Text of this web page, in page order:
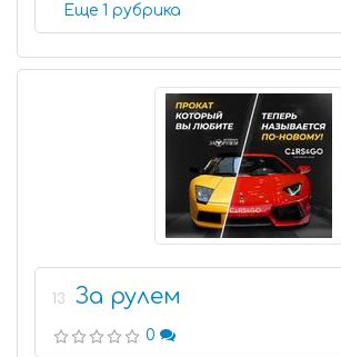
Еще 1 рубрика
13 За рулем
0